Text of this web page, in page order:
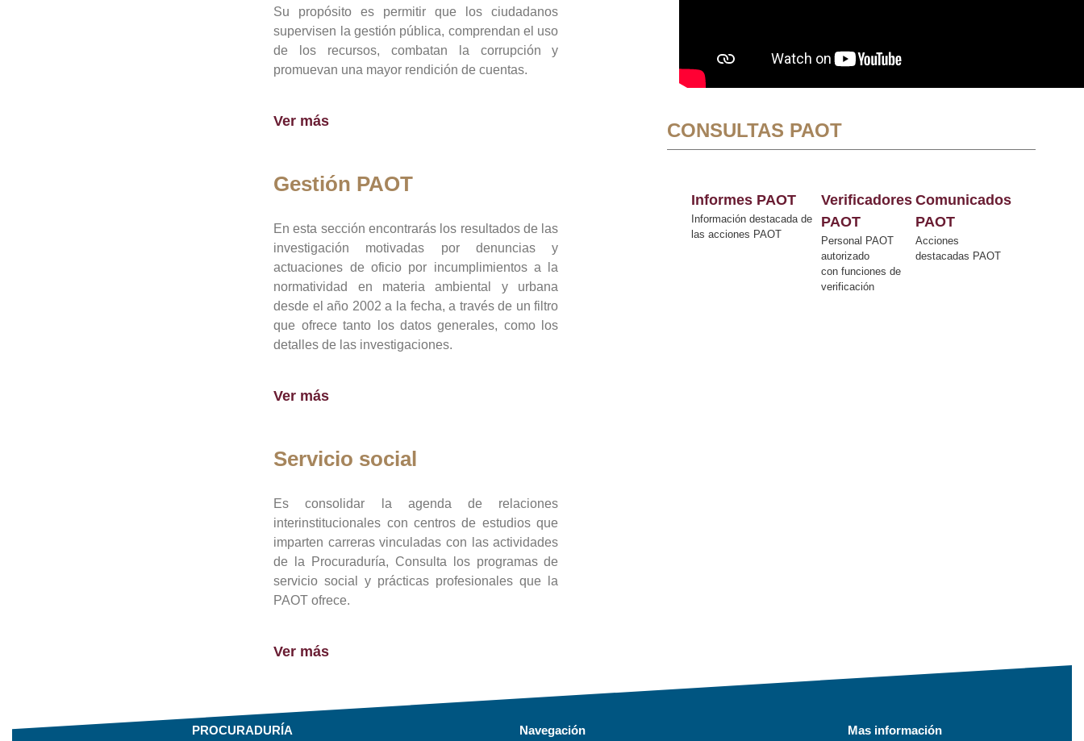
Su propósito es permitir que los ciudadanos
supervisen la gestión pública, comprendan el uso
de los recursos, combatan la corrupción y
promuevan una mayor rendición de cuentas.
Ver más
Gestión PAOT
En esta sección encontrarás los resultados de las
investigación motivadas por denuncias y
actuaciones de oficio por incumplimientos a la
normatividad en materia ambiental y urbana
desde el año 2002 a la fecha, a través de un filtro
que ofrece tanto los datos generales, como los
detalles de las investigaciones.
Ver más
Servicio social
Es consolidar la agenda de relaciones
interinstitucionales con centros de estudios que
imparten carreras vinculadas con las actividades
de la Procuraduría, Consulta los programas de
servicio social y prácticas profesionales que la
PAOT ofrece.
Ver más
CONSULTAS PAOT
Informes PAOT
Información destacada de
las acciones PAOT
Verificadores
PAOT
Personal PAOT
autorizado
con funciones de
verificación
Comunicados
PAOT
Acciones
destacadas PAOT
PROCURADURÍA Navegación Mas información